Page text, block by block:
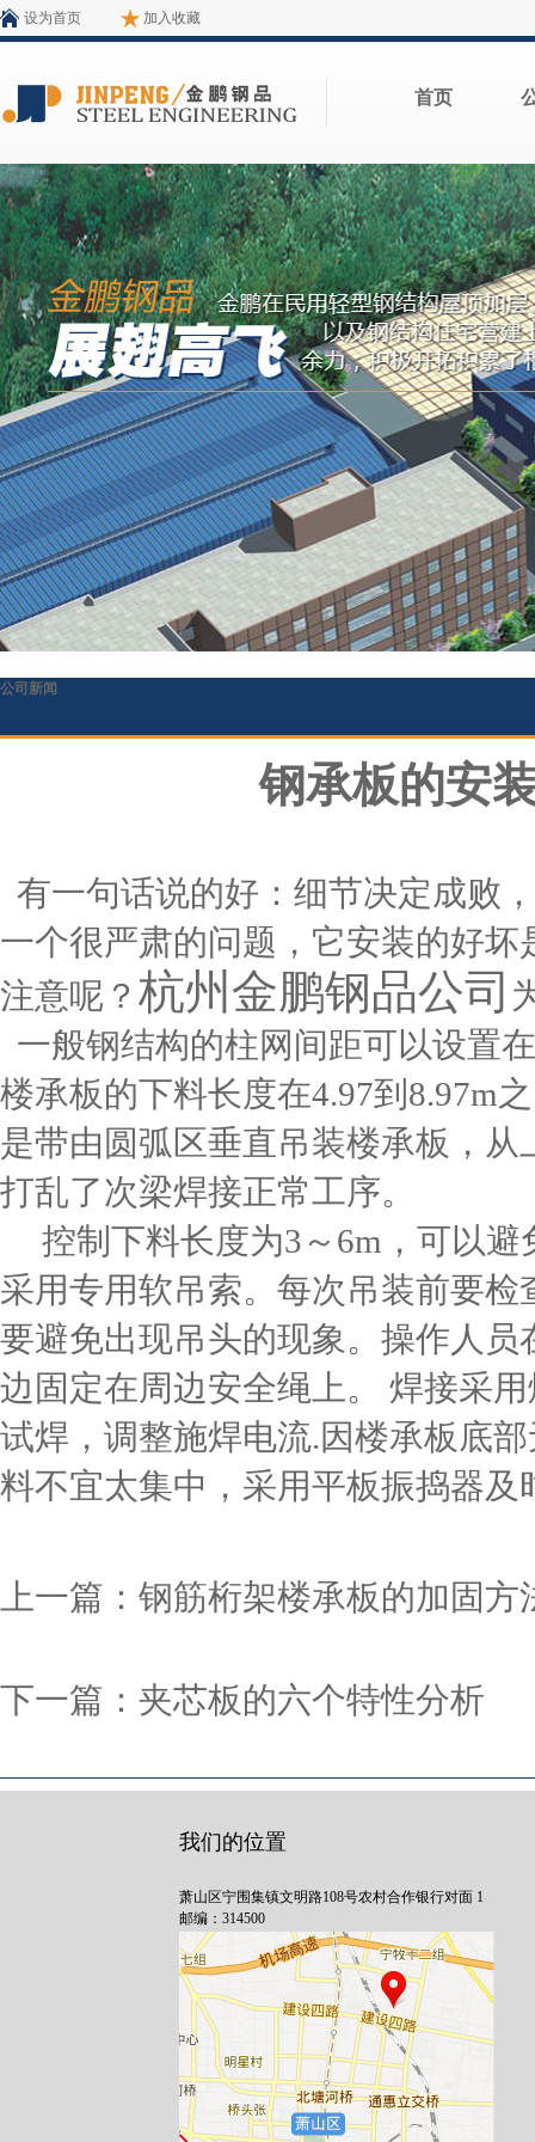
设为首页 加入收藏
首页
公司新闻
钢承板的安
有一句话说的好：细节决定成败
一个很严肃的问题，它安装的好
注意呢？ 杭州金鹏钢品公司
一般钢结构的柱网间距可以设置
楼承板的下料长度在4.97到8.97m
是带由圆弧区垂直吊装楼承板，
打乱了次梁焊接正常工序。
控制下料长度为3～6m，可以避
采用专用软吊索。每次吊装前要
要避免出现吊头的现象。操作人
边固定在周边安全绳上。 焊接采
试焊，调整施焊电流.因楼承板底
料不宜太集中，采用平板振捣器及
上一篇： 钢筋桁架楼承板的加固方
下一篇： 夹芯板的六个特性分析
我们的位置
萧山区宁围集镇文明路108号农村合作银行对面 1
邮编：314500